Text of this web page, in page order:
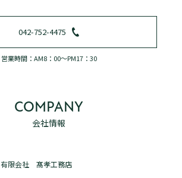
資料請求する
042-752-4475
営業時間：AM8：00～PM17：30
COMPANY
会社情報
有限会社 髙孝工務店